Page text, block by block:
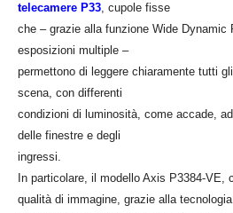
telecamere P33, cupole fisse
che –grazie alla funzione Wide Dynamic
esposizioni multiple –
permettono di leggere chiaramente tutti
scena, con differenti
condizioni di luminosità, come accade,
delle finestre e degli
ingressi.
In particolare, il modello Axis P3384‐VE,
qualità di immagine, grazie alla tecnologia